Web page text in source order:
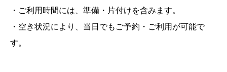
・ご利用時間には、準備・片付けを含みます。
・空き状況により、当日でもご予約・ご利用が可能で
す。